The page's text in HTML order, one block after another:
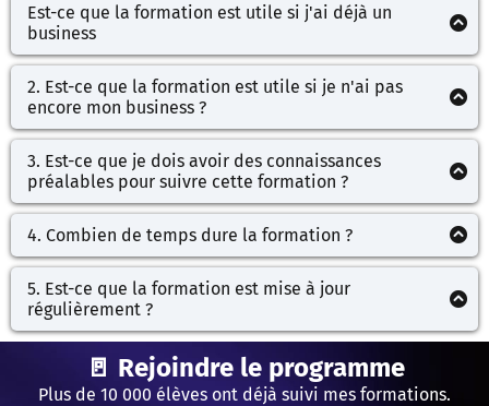
Est-ce que la formation est utile si j'ai déjà un
business
La formation est designé pour les entrepreneurs
débutants ou avancés qui veulent mieux se faire
connaitre, pour attirer plus facilement leur clients et
se focaliser sur ce qui compte vraiment au lieu de se
disperser.
2. Est-ce que la formation est utile si je n'ai pas
encore mon business ?
Oui, cette formation est aussi conçue pour les
débutants. Si vous n'avez pas encore créé votre
business, vous partirez sur les bonnes bases
3. Est-ce que je dois avoir des connaissances
préalables pour suivre cette formation ?
Non, la formation est conçue pour être accessible aux
personnes qui veulent lancer un business ou qui ont
déjà un business et qui veulent aller plus vite et plus
loin.
4. Combien de temps dure la formation ?
La durée de la formation varie en fonction du rythme
auquel vous suivez les modules. En moyenne, la
formation dure entre 1 et 4 semaines si vous la suivez à
un rythme modéré. Vous aurez accès au contenu à vie,
donc vous pourrez la suivre à votre propre rythme.
5. Est-ce que la formation est mise à jour
régulièrement ?
Oui, la formation est mise à jour régulièrement pour
refléter les dernières évolutions det les nouvelles
tendances.🚪 Rejoindre le programme
Plus de 10 000 élèves ont déjà suivi mes formations.